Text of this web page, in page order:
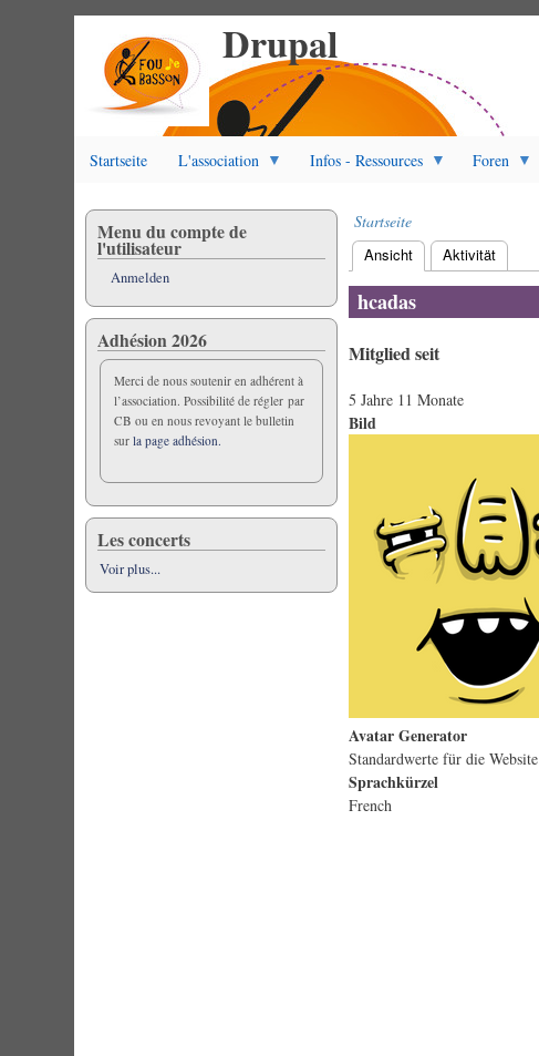
Drupal
Startseite L'association Infos - Ressources Foren
Pfadnavigation
Startseite
Primäre
Reiter
Ansicht (aktiver Reiter)
Aktivität
hcadas
Mitglied seit
5 Jahre 11 Monate
Bild
Avatar Generator
Standardwerte für die Website
Sprachkürzel
French
Menu du compte de
l'utilisateur
Anmelden
Adhésion 2026
Merci de nous soutenir en adhérent à
l’association. Possibilité de régler par
CB ou en nous revoyant le bulletin
surla page adhésion.
Les concerts
Voir plus...